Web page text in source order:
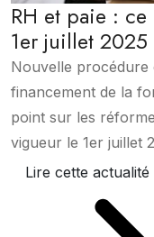
RH et paie :
1er juillet 2025
Nouvelle procédure
financement de la
point sur les
vigueur le 1er juillet
Lire cette actualité